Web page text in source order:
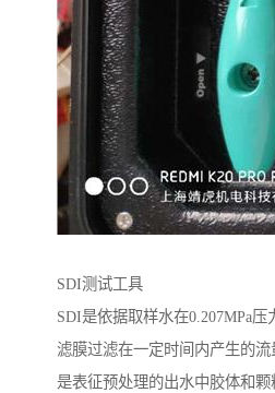
SDI测试工具
SDI是依据取样水在0.207MPa
滤膜过滤在一定时间内产生的
是表征预处理的出水中胶体和